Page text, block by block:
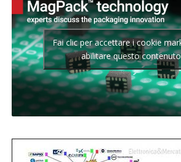
Fai clic per accettare i cookie
abilitare questo contenuto